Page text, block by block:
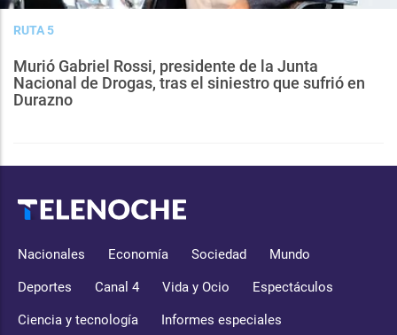
RUTA 5
Murió Gabriel Rossi, presidente de la Junta
Nacional de Drogas, tras el siniestro que sufrió en
Durazno
Nacionales Economía Sociedad Mundo
Deportes Canal 4 Vida y Ocio Espectáculos
Ciencia y tecnología Informes especiales